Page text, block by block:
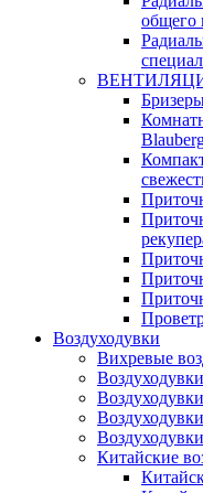
общего
Воздуходувки
Вихревые
Китайские